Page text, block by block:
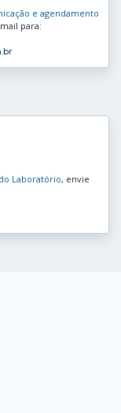
e agendamento
para:
Laboratório, envie